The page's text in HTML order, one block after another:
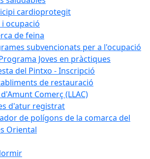
cardioprotegit
ocupació
de feina
subvencionats per a l'ocupació
Joves en pràctiques
del Pintxo - Inscripció
de restauració
Comerç (LLAC)
d'atur registrat
de polígons de la comarca del
Oriental